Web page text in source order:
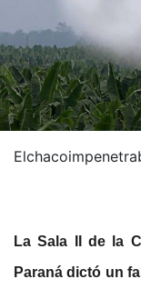
La Sala II de la
Paraná dictó un